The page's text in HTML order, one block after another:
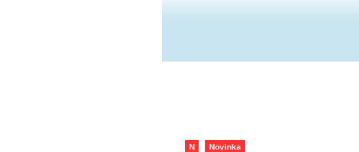
N Novinka